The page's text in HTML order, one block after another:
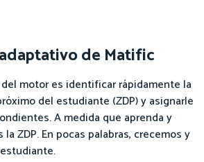
de Matific
motor es identificar rápidamente la
del estudiante (ZDP) y asignarle
A medida que aprenda y
ZDP. En pocas palabras, crecemos y